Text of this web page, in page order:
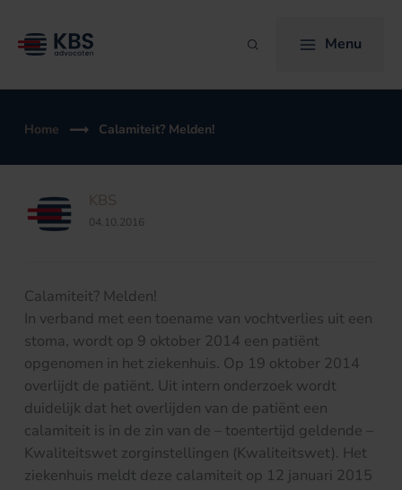
naar
Zoeken Menu
Home Calamiteit? Melden!
KBS
04.10.2016
Calamiteit? Melden!
In verband met een toename van vochtverlies uit een
stoma, wordt op 9 oktober 2014 een patiënt
opgenomen in het ziekenhuis. Op 19 oktober 2014
overlijdt de patiënt. Uit intern onderzoek wordt
duidelijk dat het overlijden van de patiënt een
calamiteit is in de zin van de – toentertijd geldende –
Kwaliteitswet zorginstellingen (Kwaliteitswet). Het
ziekenhuis meldt deze calamiteit op 12 januari 2015